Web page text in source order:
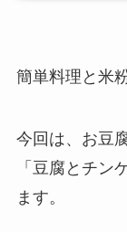
簡単料理と米
今回は、お豆
「豆腐とチン
ます。